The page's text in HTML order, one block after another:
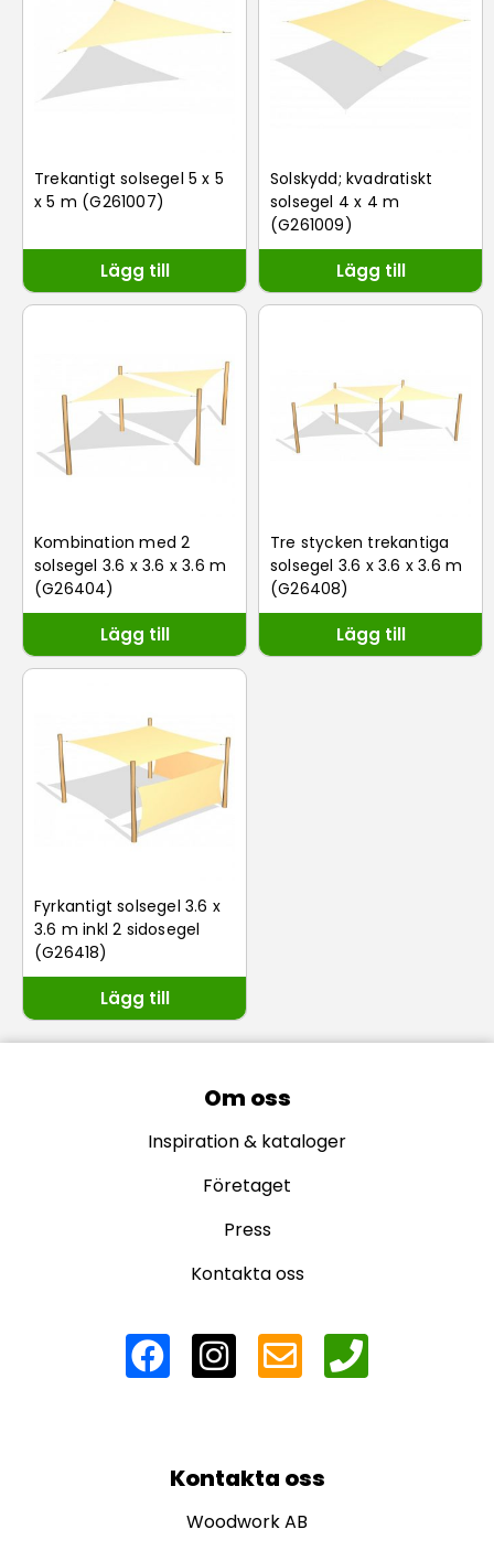
Trekantigt solsegel 5 x 5
x 5 m (G261007)
Lägg till
Solskydd; kvadratiskt
solsegel 4 x 4 m
(G261009)
Lägg till
Kombination med 2
solsegel 3.6 x 3.6 x 3.6 m
(G26404)
Lägg till
Tre stycken trekantiga
solsegel 3.6 x 3.6 x 3.6 m
(G26408)
Lägg till
Fyrkantigt solsegel 3.6 x
3.6 m inkl 2 sidosegel
(G26418)
Lägg till
Om oss
Inspiration & kataloger
Företaget
Press
Kontakta oss
Kontakta oss
Woodwork AB